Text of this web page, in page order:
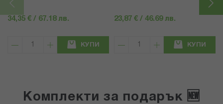
34,35 € / 67.18 лв.
КУПИ
23,87 € / 46.69 лв.
КУПИ
Комплекти за подарък 🆕